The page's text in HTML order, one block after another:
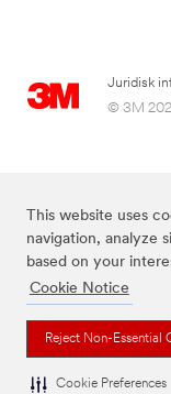
This website uses
navigation, analyze
based on your
Cookie Notice
Reject Non-Essential
Cookie Preferences
Juridisk
© 3M
3M, Post-it® och